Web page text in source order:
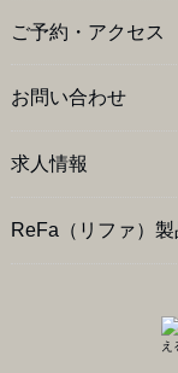
ご予約・アクセス
お問い合わせ
求人情報
ReFa（リファ）